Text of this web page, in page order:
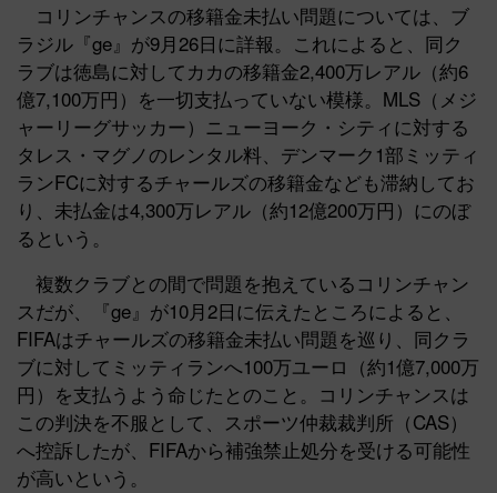
コリンチャンスの移籍金未払い問題については、ブ
ラジル『ge』が9月26日に詳報。これによると、同ク
ラブは徳島に対してカカの移籍金2,400万レアル（約6
億7,100万円）を一切支払っていない模様。MLS（メジ
ャーリーグサッカー）ニューヨーク・シティに対する
タレス・マグノのレンタル料、デンマーク1部ミッティ
ランFCに対するチャールズの移籍金なども滞納してお
り、未払金は4,300万レアル（約12億200万円）にのぼ
るという。
複数クラブとの間で問題を抱えているコリンチャン
スだが、『ge』が10月2日に伝えたところによると、
FIFAはチャールズの移籍金未払い問題を巡り、同クラ
ブに対してミッティランへ100万ユーロ（約1億7,000万
円）を支払うよう命じたとのこと。コリンチャンスは
この判決を不服として、スポーツ仲裁裁判所（CAS）
へ控訴したが、FIFAから補強禁止処分を受ける可能性
が高いという。